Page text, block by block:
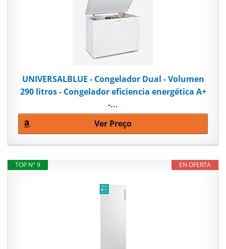
UNIVERSALBLUE - Congelador Dual - Volumen
290 litros - Congelador eficiencia energética A+
-...
Ver Preço
EN OFERTA
TOP Nº 9